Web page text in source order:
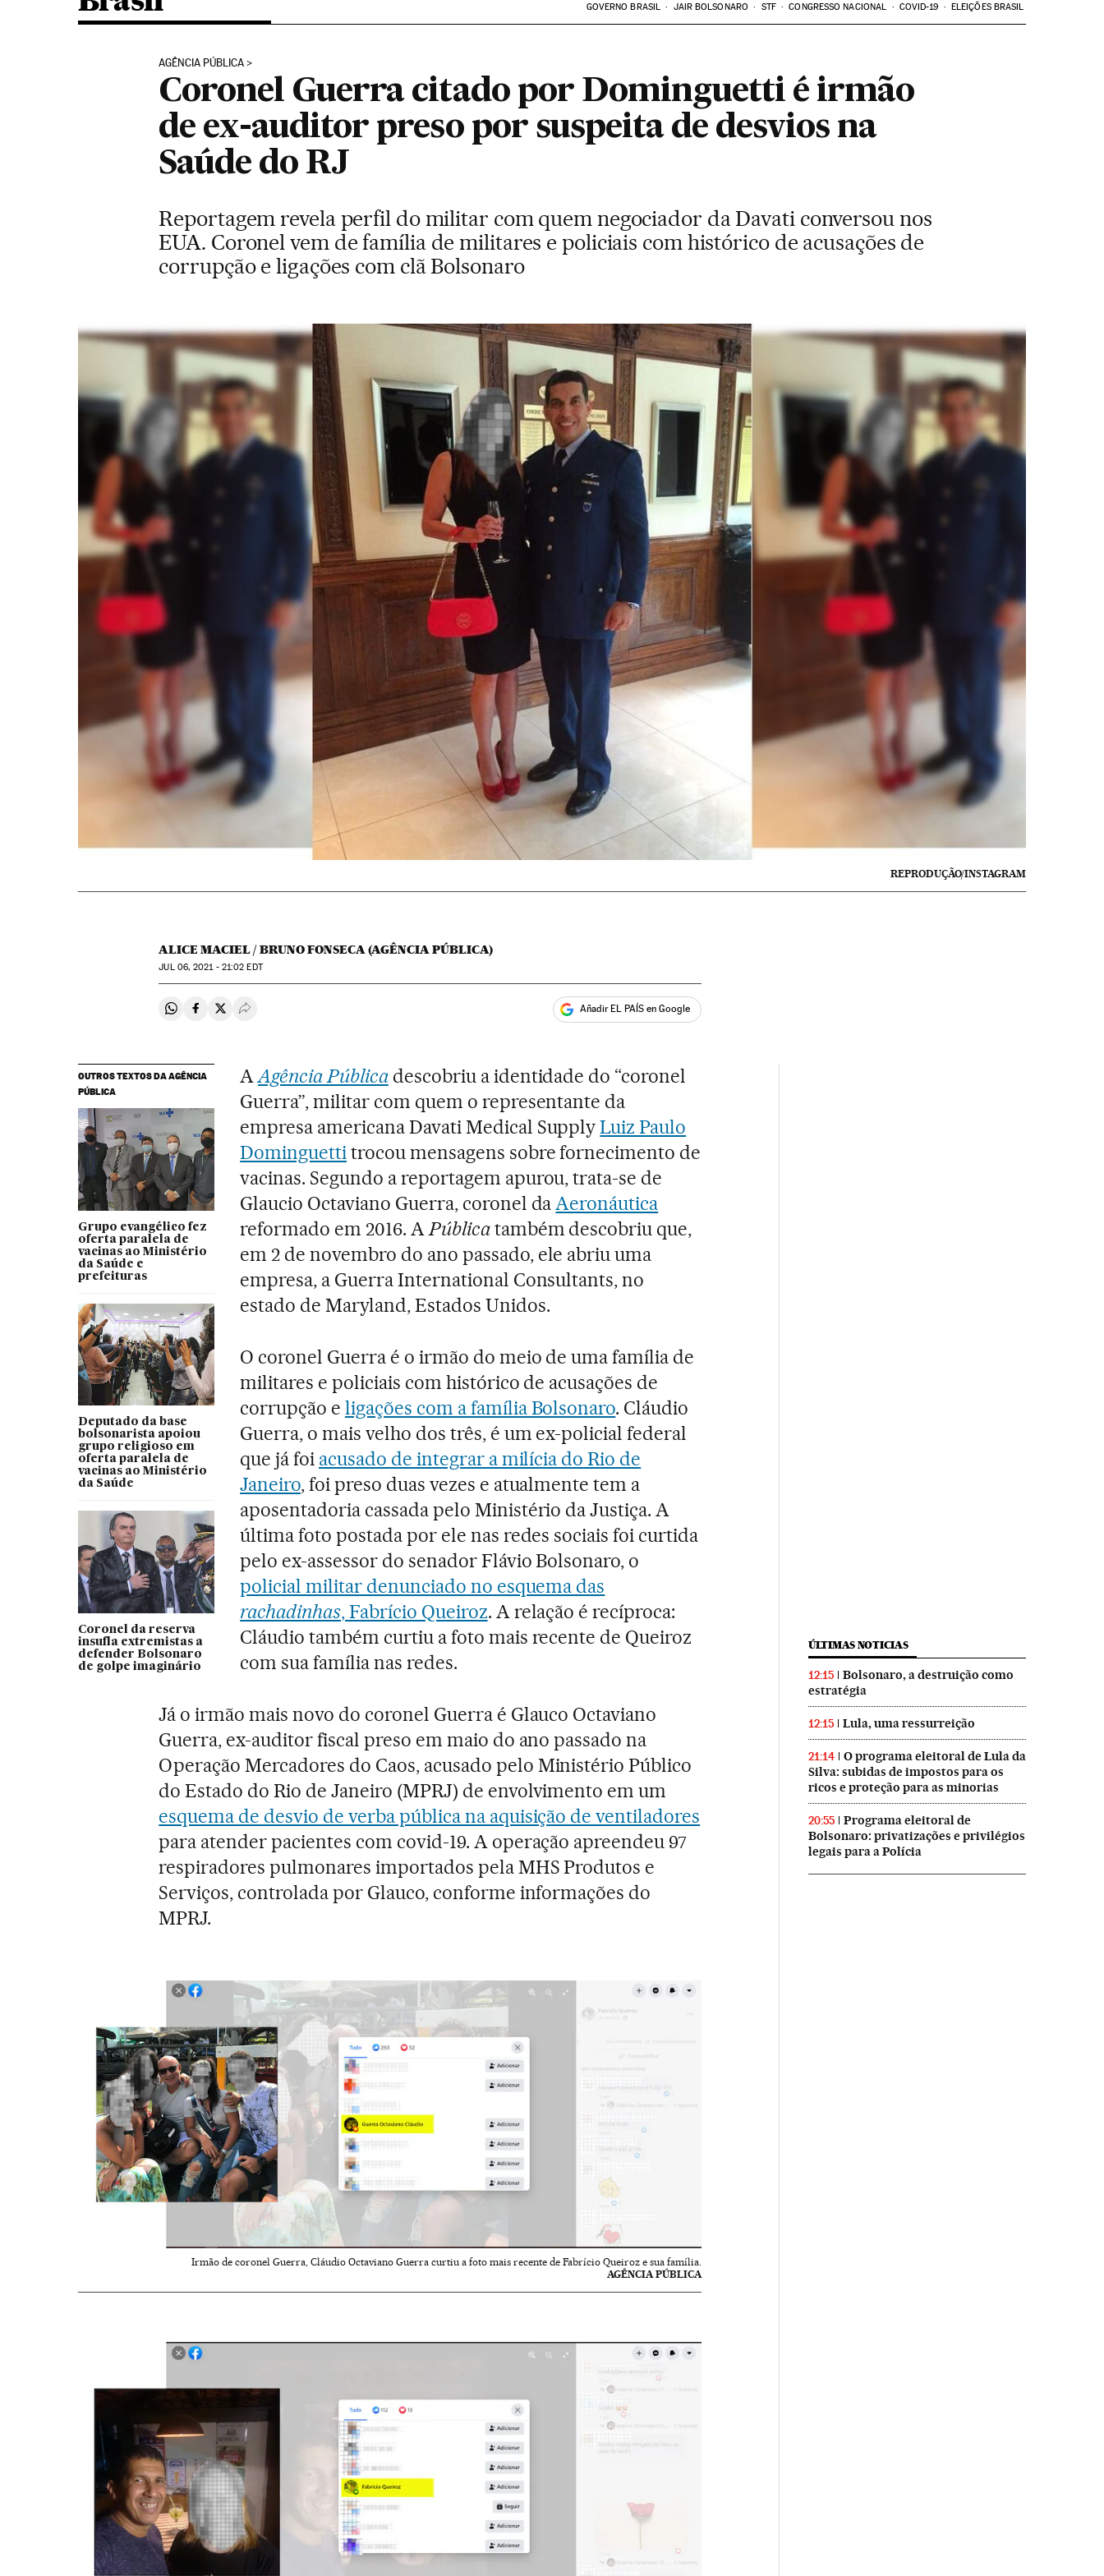
GOVERNO BRASIL JAIR BOLSONARO STF CONGRESSO NACIONAL COVID-19 ELEIÇÕES BRASIL
AGÊNCIA PÚBLICA
Coronel Guerra citado por Dominguetti é irmão
de ex-auditor preso por suspeita de desvios na
Saúde do RJ
Reportagem revela perfil do militar com quem negociador da Davati conversou nos
EUA. Coronel vem de família de militares e policiais com histórico de acusações de
corrupção e ligações com clã Bolsonaro
REPRODUÇÃO/INSTAGRAM
ALICE MACIEL / BRUNO FONSECA (AGÊNCIA PÚBLICA)
JUL 06, 2021 - 21:02 EDT
Compartir en Whatsapp
Compartir en Facebook
Compartir en Twitter
Desplegar Redes Sociales Añadir EL PAÍS en Google
OUTROS TEXTOS DA AGÊNCIA
PÚBLICA
Grupo evangélico fez
oferta paralela de
vacinas ao Ministério
da Saúde e
prefeituras
Deputado da base
bolsonarista apoiou
grupo religioso em
oferta paralela de
vacinas ao Ministério
da Saúde
Coronel da reserva
insufla extremistas a
defender Bolsonaro
de golpe imaginário
AAgência Públicadescobriu a identidade do “coronel
Guerra”, militar com quem o representante da
empresa americana Davati Medical SupplyLuiz Paulo
Dominguetti trocou mensagens sobre fornecimento de
vacinas. Segundo a reportagem apurou, trata-se de
Glaucio Octaviano Guerra, coronel da Aeronáutica
reformado em 2016. A Públicatambém descobriu que,
em 2 de novembro do ano passado, ele abriu uma
empresa, a Guerra International Consultants, no
estado de Maryland, Estados Unidos.
O coronel Guerra é o irmão do meio de uma família de
militares e policiais com histórico de acusações de
corrupção e ligações com a família Bolsonaro. Cláudio
Guerra, o mais velho dos três, é um ex-policial federal
que já foi acusado de integrar a milícia do Rio de
Janeiro, foi preso duas vezes e atualmente tem a
aposentadoria cassada pelo Ministério da Justiça. A
última foto postada por ele nas redes sociais foi curtida
pelo ex-assessor do senador Flávio Bolsonaro, o
policial militar denunciado no esquema das
rachadinhas, Fabrício Queiroz. A relação é recíproca:
Cláudio também curtiu a foto mais recente de Queiroz
com sua família nas redes.
Já o irmão mais novo do coronel Guerra é Glauco Octaviano
Guerra, ex-auditor fiscal preso em maio do ano passado na
Operação Mercadores do Caos, acusado pelo Ministério Público
do Estado do Rio de Janeiro (MPRJ) de envolvimento em um
esquema de desvio de verba pública na aquisição de ventiladores
para atender pacientes com covid-19. A operação apreendeu 97
respiradores pulmonares importados pela MHS Produtos e
Serviços, controlada por Glauco, conforme informações do
MPRJ.
Irmão de coronel Guerra, Cláudio Octaviano Guerra curtiu a foto mais recente de Fabrício Queiroz e sua família.
AGÊNCIA PÚBLICA
ÚLTIMAS NOTICIAS
12:15
Bolsonaro, a destruição como
estratégia
12:15 Lula, uma ressurreição
21:14
O programa eleitoral de Lula da
Silva: subidas de impostos para os
ricos e proteção para as minorias
20:55
Programa eleitoral de
Bolsonaro: privatizações e privilégios
legais para a Polícia